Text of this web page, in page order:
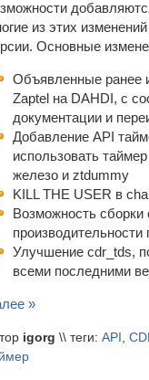
из этих
Основные
Объявленные ранее
Zaptel на DAHDI, с
документации и
Добавление API
использовать
железо и ztdummy
KILL THE USER в
Возможность
Улучшение cdr_tds,
всеми последними
»
igorg \\ теги: API ,